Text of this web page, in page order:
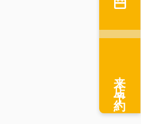
来店予約